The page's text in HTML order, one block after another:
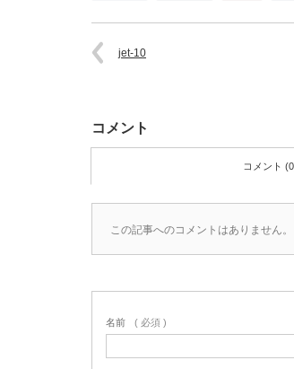
jet-10
コメント
コメント
この記事へのコメントはありません。
名前 ( 必須 )